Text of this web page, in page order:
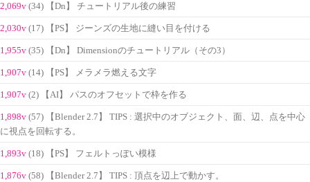
2,069v (34) 【Dn】 チュートリアル後の練習
2,030v (17) 【PS】 ジーンズの生地に縫い目を付ける
1,955v (35) 【Dn】 Dimensionのチュートリアル（その3）
1,907v (14) 【PS】 メラメラ燃える文字
1,907v (2) 【AI】 パスのオフセットで枠を作る
1,898v (57) 【Blender 2.7】 TIPS : 選択中のオブジェクト、面、辺、点を中心
に視点を回転する。
1,893v (18) 【PS】 フェルトっぽい模様
1,876v (58) 【Blender 2.7】 TIPS : 頂点を辺上で動かす。